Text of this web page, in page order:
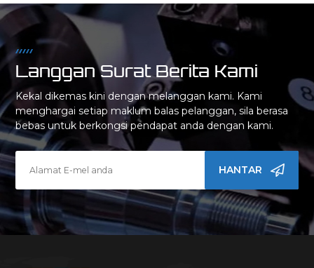
Langgan Surat Berita Kami
Kekal dikemas kini dengan melanggan kami. Kami
menghargai setiap maklum balas pelanggan, sila berasa
bebas untuk berkongsi pendapat anda dengan kami.
HANTAR